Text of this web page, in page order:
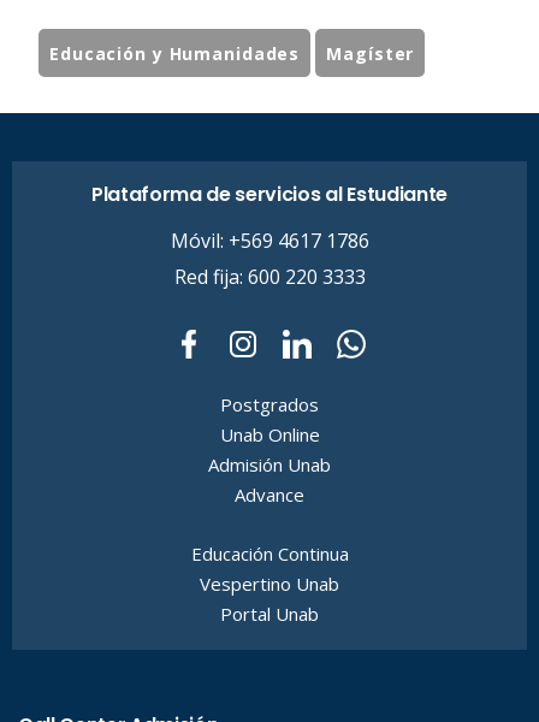
Educación y Humanidades Magíster